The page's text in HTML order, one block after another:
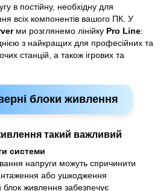
в постійну, необхідну для
всіх компонентів вашого ПК. У
ми розглянемо лінійку Pro Line:
з найкращих для професійних та
станцій, а також ігрових та
блоки живлення
такий важливий
системи
напруги можуть спричинити
або ушкодження
блок живлення забезпечує